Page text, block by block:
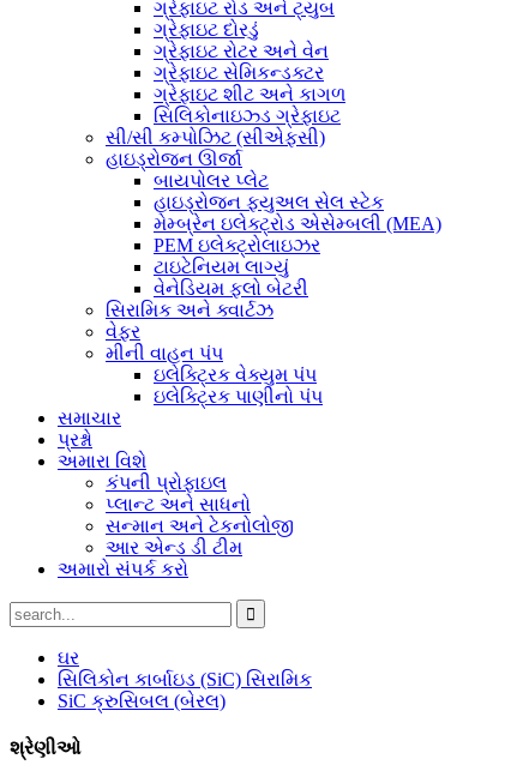
ગ્રેફાઇટ રોડ અને ટ્યુબ
ગ્રેફાઇટ દોરડું
ગ્રેફાઇટ રોટર અને વેન
ગ્રેફાઇટ સેમિકન્ડક્ટર
ગ્રેફાઇટ શીટ અને કાગળ
સિલિકોનાઇઝ્ડ ગ્રેફાઇટ
સી/સી કમ્પોઝિટ (સીએફસી)
હાઇડ્રોજન ઊર્જા
બાયપોલર પ્લેટ
હાઇડ્રોજન ફ્યુઅલ સેલ સ્ટેક
મેમ્બ્રેન ઇલેક્ટ્રોડ એસેમ્બલી (MEA)
PEM ઇલેક્ટ્રોલાઇઝર
ટાઇટેનિયમ લાગ્યું
વેનેડિયમ ફ્લો બેટરી
સિરામિક અને ક્વાર્ટઝ
વેફર
મીની વાહન પંપ
ઇલેક્ટ્રિક વેક્યુમ પંપ
ઇલેક્ટ્રિક પાણીનો પંપ
સમાચાર
પ્રશ્નો
અમારા વિશે
કંપની પ્રોફાઇલ
પ્લાન્ટ અને સાધનો
સન્માન અને ટેકનોલોજી
આર એન્ડ ડી ટીમ
અમારો સંપર્ક કરો
ઘર
સિલિકોન કાર્બાઇડ (SiC) સિરામિક
SiC ક્રુસિબલ (બેરલ)
શ્રેણીઓ